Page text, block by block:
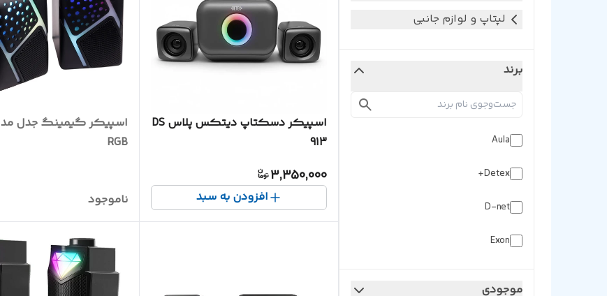
لپتاپ و لوازم جانبی
برند
Aula
Detex+
D-net
Exon
موجودی
اسپیکر دسکتاپ دیتکس پلاس DS
913
3,350,000
افزودن به سبد
RGB
ناموجود